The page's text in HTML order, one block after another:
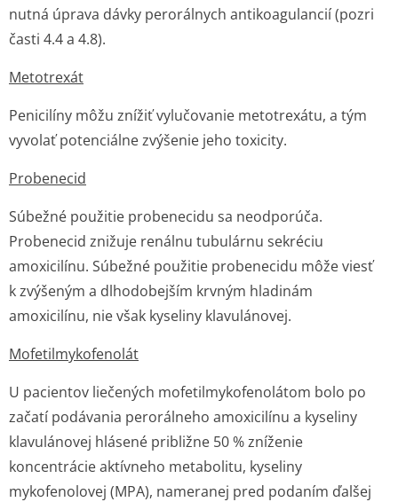
nutná úprava dávky perorálnych antikoagulancií (pozri
časti 4.4 a 4.8).
Metotrexát
Penicilíny môžu znížiť vylučovanie metotrexátu, a tým
vyvolať potenciálne zvýšenie jeho toxicity.
Probenecid
Súbežné použitie probenecidu sa neodporúča.
Probenecid znižuje renálnu tubulárnu sekréciu
amoxicilínu. Súbežné použitie probenecidu môže viesť
k zvýšeným a dlhodobejším krvným hladinám
amoxicilínu, nie však kyseliny klavulánovej.
Mofetilmykofe­nolát
U pacientov liečených mofetilmykofe­nolátom bolo po
začatí podávania perorálneho amoxicilínu a kyseliny
klavulánovej hlásené približne 50 % zníženie
koncentrácie aktívneho metabolitu, kyseliny
mykofenolovej (MPA), nameranej pred podaním ďalšej